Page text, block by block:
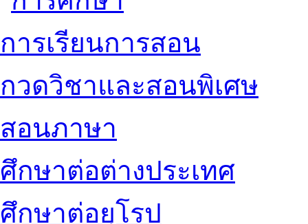
การเรียนการสอน
กวดวิชาและสอนพิเศษ
สอนภาษา
ศึกษาต่อต่างประเทศ
ศึกษาต่อยุโรป